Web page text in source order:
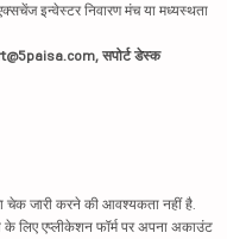
इन्वेस्टर निवारण मंच या मध्यस्थता
सपोर्ट डेस्क
चेक जारी करने की आवश्यकता नहीं है.
लिए एप्लीकेशन फॉर्म पर अपना अकाउंट